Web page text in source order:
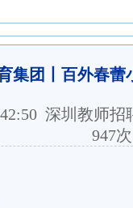
集团丨百外春蕾
深圳教师招
947次